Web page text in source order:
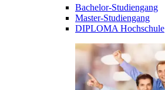
Bachelor-Studiengang
Master-Studiengang
DIPLOMA Hochschule